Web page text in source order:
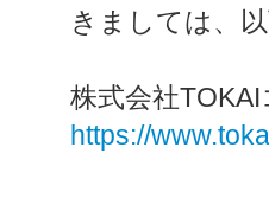
きましては、
株式会社
https://